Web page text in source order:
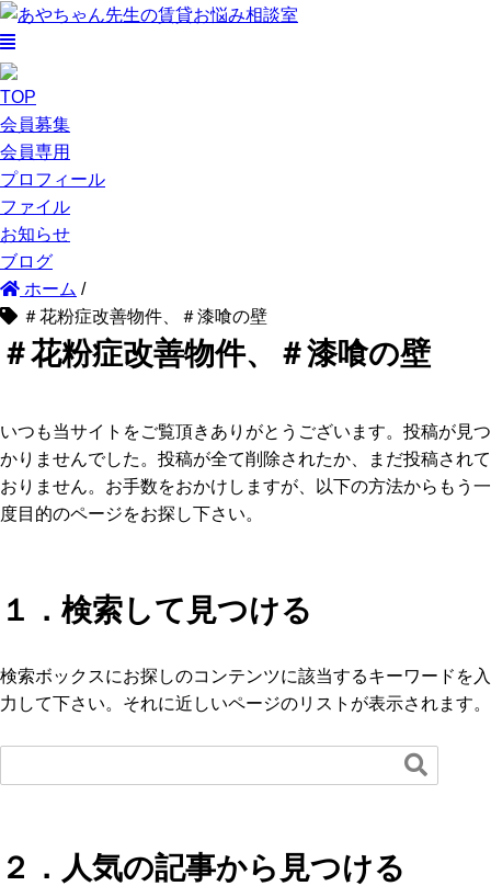
TOP
会員募集
会員専用
プロフィール
ファイル
お知らせ
ブログ
ホーム /
＃花粉症改善物件、＃漆喰の壁
＃花粉症改善物件、＃漆喰の壁
いつも当サイトをご覧頂きありがとうございます。投稿が見つ
かりませんでした。投稿が全て削除されたか、まだ投稿されて
おりません。お手数をおかけしますが、以下の方法からもう一
度目的のページをお探し下さい。
１．検索して見つける
検索ボックスにお探しのコンテンツに該当するキーワードを入
力して下さい。それに近しいページのリストが表示されます。

２．人気の記事から見つける